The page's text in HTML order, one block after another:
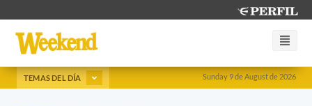
Sunday 9 de August de 2026
TEMAS DEL DÍA